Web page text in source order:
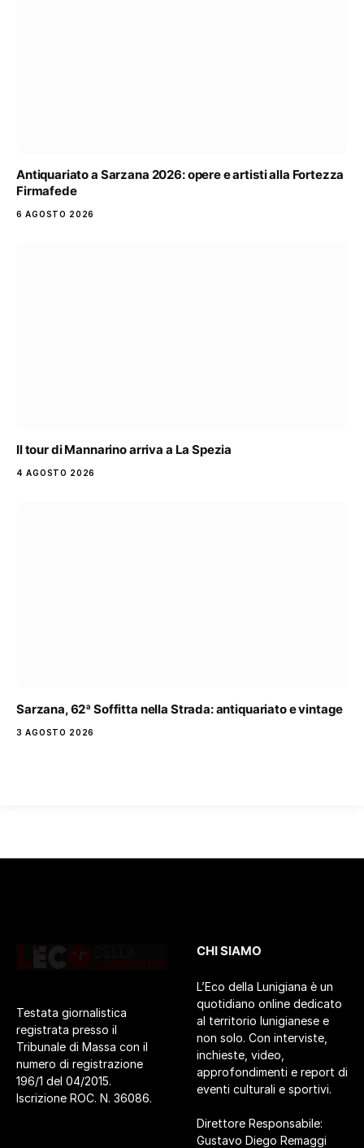
Antiquariato a Sarzana 2026: opere e artisti alla Fortezza
Firmafede
6 AGOSTO 2026
Il tour di Mannarino arriva a La Spezia
4 AGOSTO 2026
Sarzana, 62ª Soffitta nella Strada: antiquariato e vintage
3 AGOSTO 2026
Testata giornalistica
registrata presso il
Tribunale di Massa con il
numero di registrazione
196/1 del 04/2015.
Iscrizione ROC. N. 36086.
CHI SIAMO
L’Eco della Lunigiana è un
quotidiano online dedicato
al territorio lunigianese e
non solo. Con interviste,
inchieste, video,
approfondimenti e report di
eventi culturali e sportivi.
Direttore Responsabile:
Gustavo Diego Remaggi